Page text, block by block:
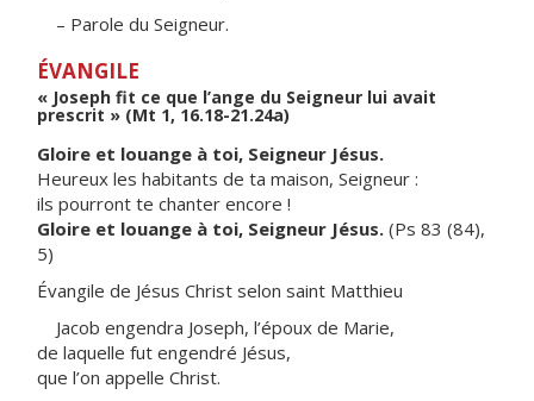
– Parole du Seigneur.
ÉVANGILE
« Joseph fit ce que l’ange du Seigneur lui avait
prescrit » (Mt 1, 16.18-21.24a)
Gloire et louange à toi, Seigneur Jésus.
Heureux les habitants de ta maison, Seigneur :
ils pourront te chanter encore !
Gloire et louange à toi, Seigneur Jésus. (Ps 83 (84),
5)
Évangile de Jésus Christ selon saint Matthieu
Jacob engendra Joseph, l’époux de Marie,
de laquelle fut engendré Jésus,
que l’on appelle Christ.